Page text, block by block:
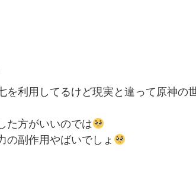
を利用してるけど現実と違って原神の
た方がいいのでは
の副作用やばいでしょ